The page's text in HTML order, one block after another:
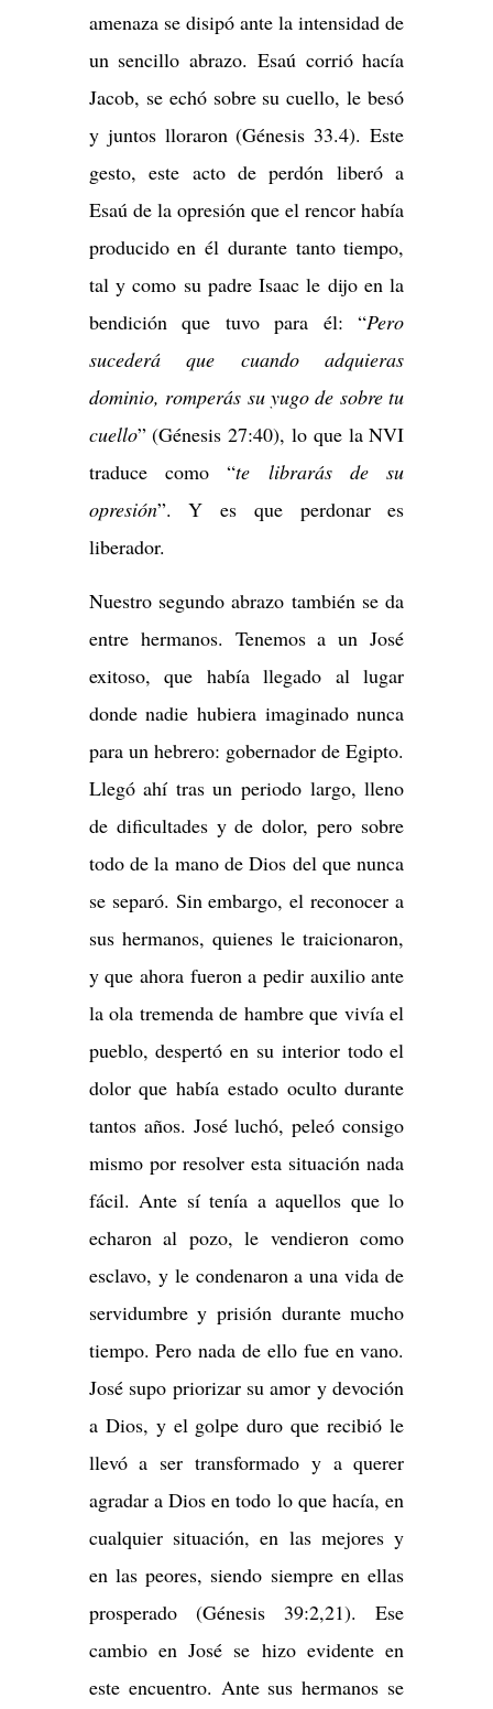
amenaza se disipó ante la intensidad de
un sencillo abrazo. Esaú corrió hacía
Jacob, se echó sobre su cuello, le besó
y juntos lloraron (Génesis 33.4). Este
gesto, este acto de perdón liberó a
Esaú de la opresión que el rencor había
producido en él durante tanto tiempo,
tal y como su padre Isaac le dijo en la
bendición que tuvo para él: “Pero
sucederá que cuando adquieras
dominio, romperás su yugo de sobre tu
cuello” (Génesis 27:40), lo que la NVI
traduce como “te librarás de su
opresión”. Y es que perdonar es
liberador.
Nuestro segundo abrazo también se da
entre hermanos. Tenemos a un José
exitoso, que había llegado al lugar
donde nadie hubiera imaginado nunca
para un hebrero: gobernador de Egipto.
Llegó ahí tras un periodo largo, lleno
de dificultades y de dolor, pero sobre
todo de la mano de Dios del que nunca
se separó. Sin embargo, el reconocer a
sus hermanos, quienes le traicionaron,
y que ahora fueron a pedir auxilio ante
la ola tremenda de hambre que vivía el
pueblo, despertó en su interior todo el
dolor que había estado oculto durante
tantos años. José luchó, peleó consigo
mismo por resolver esta situación nada
fácil. Ante sí tenía a aquellos que lo
echaron al pozo, le vendieron como
esclavo, y le condenaron a una vida de
servidumbre y prisión durante mucho
tiempo. Pero nada de ello fue en vano.
José supo priorizar su amor y devoción
a Dios, y el golpe duro que recibió le
llevó a ser transformado y a querer
agradar a Dios en todo lo que hacía, en
cualquier situación, en las mejores y
en las peores, siendo siempre en ellas
prosperado (Génesis 39:2,21). Ese
cambio en José se hizo evidente en
este encuentro. Ante sus hermanos se